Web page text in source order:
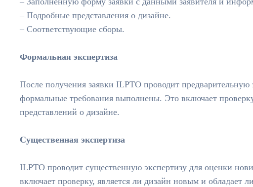
– Подробные представления о дизайне.
– Соответствующие сборы.
Формальная экспертиза
После получения заявки ILPTO проводит предварительную
формальные требования выполнены. Это включает
представлений о дизайне.
Существенная экспертиза
ILPTO проводит существенную экспертизу для оценки
включает проверку, является ли дизайн новым и обладает